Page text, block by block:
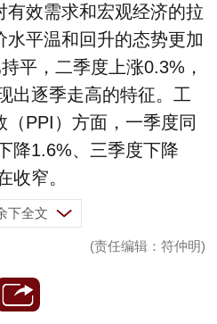
有效需求和宏观经济的拉
平温和回升的态势更加
平，二季度上涨0.3%，
出逐季走高的特征。工
（PPI）方面，一季度同
降1.6%、三季度下降
收窄。
下全文
(责任编辑：符仲明)